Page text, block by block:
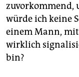
zuvorkommend,
würde ich keine
einem Mann,
wirklich
bin?